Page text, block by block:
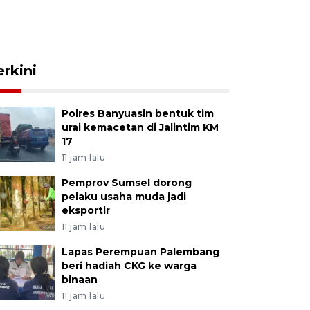
Polres Banyuasin bentuk tim
urai kemacetan di Jalintim KM
17
11 jam lalu
Pemprov Sumsel dorong
pelaku usaha muda jadi
eksportir
11 jam lalu
Lapas Perempuan Palembang
beri hadiah CKG ke warga
binaan
11 jam lalu